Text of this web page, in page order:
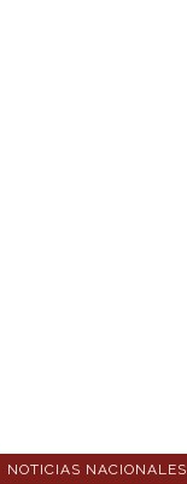
NOTICIAS NACIONALES